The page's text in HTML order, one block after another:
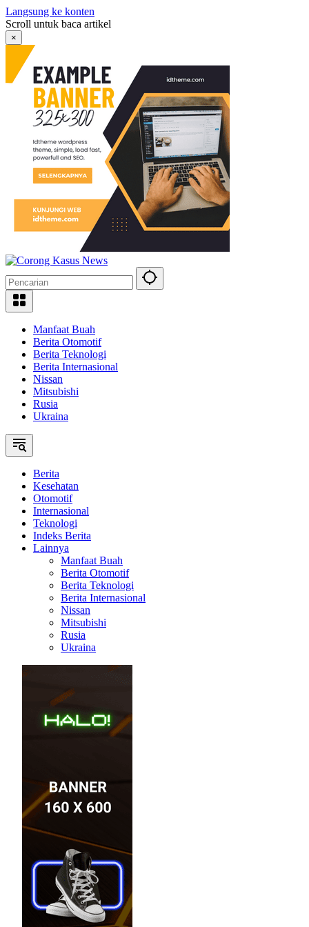
Langsung ke konten
Scroll untuk baca artikel
×
Manfaat Buah
Berita Otomotif
Berita Teknologi
Berita Internasional
Nissan
Mitsubishi
Rusia
Ukraina
Berita
Kesehatan
Otomotif
Internasional
Teknologi
Indeks Berita
Lainnya
Manfaat Buah
Berita Otomotif
Berita Teknologi
Berita Internasional
Nissan
Mitsubishi
Rusia
Ukraina